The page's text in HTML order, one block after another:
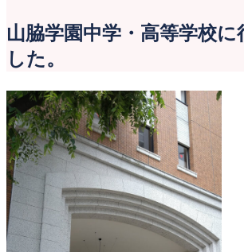
山脇学園中学・高等学校に
した。